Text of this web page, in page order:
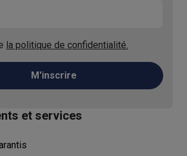
la politique de confidentialité.
M'inscrire
et services